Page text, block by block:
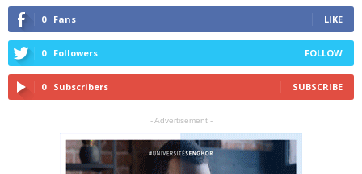
0 Fans LIKE
0 Followers FOLLOW
0 Subscribers SUBSCRIBE
- Advertisement -